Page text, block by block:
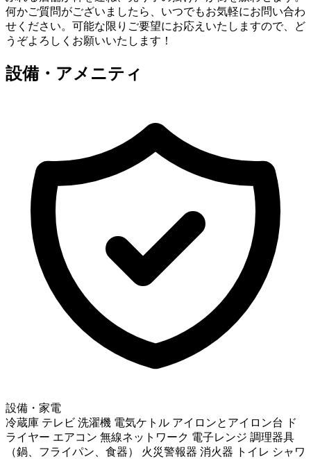
何かご質問がございましたら、いつでもお気軽にお問い合わ
せください。可能な限りご要望にお応えいたしますので、ど
うぞよろしくお願いいたします！
設備・アメニティ
設備・家電
冷蔵庫 テレビ 洗濯機 電気ケトル アイロンとアイロン台
ド
ライヤー エアコン 無線ネットワーク 電子レンジ 調理器具
（鍋、フライパン、食器） 火災警報器 消火器 トイレ シャワ